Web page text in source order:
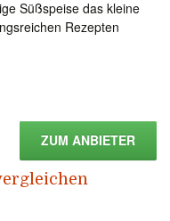
Süßspeise das kleine
Rezepten
ZUM ANBIETER